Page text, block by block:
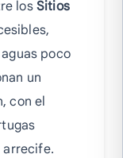
los Sitios
poco
un
con el
arrecife.